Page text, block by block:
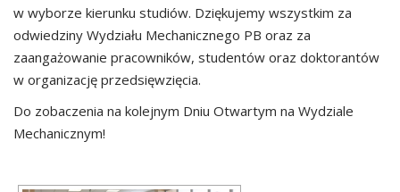
w wyborze kierunku studiów. Dziękujemy wszystkim za
odwiedziny Wydziału Mechanicznego PB oraz za
zaangażowanie pracowników, studentów oraz doktorantów
w organizację przedsięwzięcia.
Do zobaczenia na kolejnym Dniu Otwartym na Wydziale
Mechanicznym!